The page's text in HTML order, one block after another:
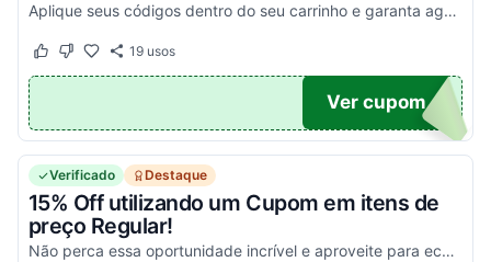
Aplique seus códigos dentro do seu carrinho e garanta agora mesmo as melhores vantagens! Válido em pagamentos à Vista!
Este cupom funcionou
Este cupom não funcionou
19usos
U20
Ver cupom
Verificado Destaque
15% Off utilizando um Cupom em itens de
preço Regular!
Não perca essa oportunidade incrível e aproveite para economizar nas suas compras agora mesmo!